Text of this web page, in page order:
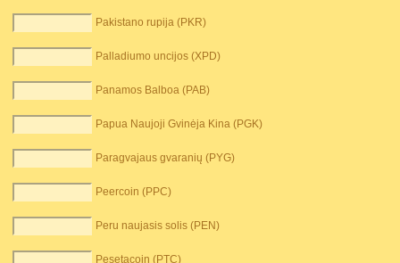
Pakistano rupija (PKR)
Palladiumo uncijos (XPD)
Panamos Balboa (PAB)
Papua Naujoji Gvinėja Kina (PGK)
Paragvajaus gvaranių (PYG)
Peercoin (PPC)
Peru naujasis solis (PEN)
Pesetacoin (PTC)